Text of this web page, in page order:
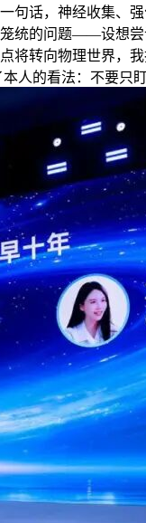
话，神经收集、
统的问题——设想
转向物理世界，
人的看法：不要只